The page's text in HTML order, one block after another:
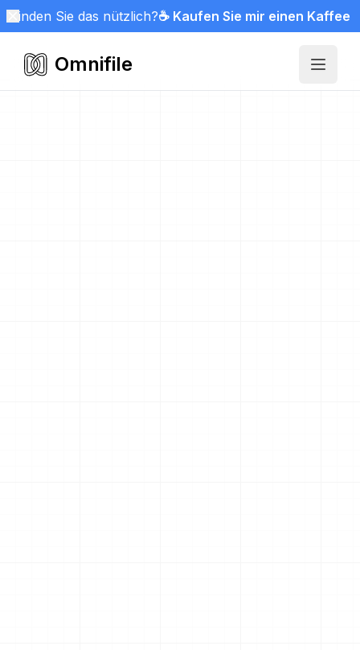
Finden Sie das nützlich?☕ Kaufen Sie mir einen Kaffee
Omnifile